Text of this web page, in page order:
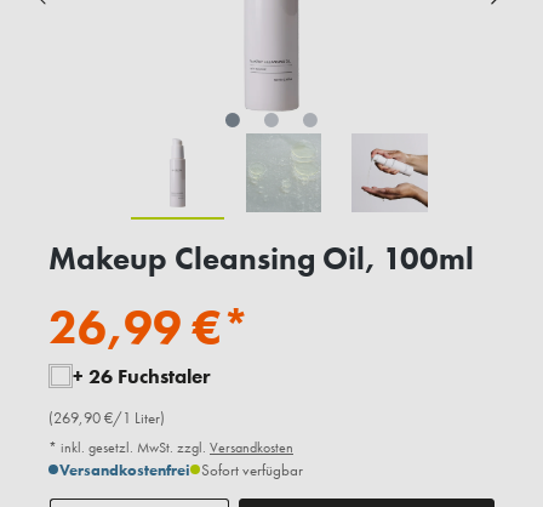
Makeup Cleansing Oil, 100ml
26,99 €*
+ 26 Fuchstaler
(269,90 €/1 Liter)
* inkl. gesetzl. MwSt. zzgl. Versandkosten
Versandkostenfrei Sofort verfügbar